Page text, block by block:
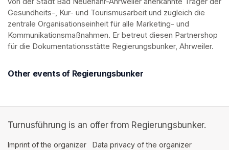
Gesundheits-, Kur- und Tourismusarbeit und zugleich die
zentrale Organisationseinheit für alle Marketing- und
Kommunikationsmaßnahmen. Er betreut diesen Partnershop
für die Dokumentationsstätte Regierungsbunker, Ahrweiler.
Other events of Regierungsbunker
Turnusführung is an offer from Regierungsbunker.
Imprint of the organizer (opens in a new tab)
Data privacy of the organizer